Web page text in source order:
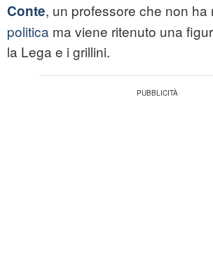
Conte, un professore che non ha
politica ma viene ritenuto una
la Lega e i grillini.